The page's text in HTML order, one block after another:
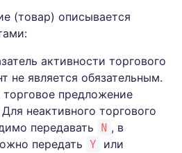
(товар) описывается
активности торгового
не является обязательным.
торговое предложение
неактивного торгового
передавать N , в
передать Y или